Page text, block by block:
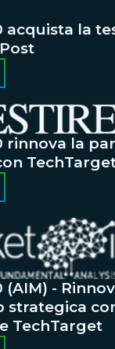
acquista la
rinnova la
(AIM) -
strategica
TechTarget